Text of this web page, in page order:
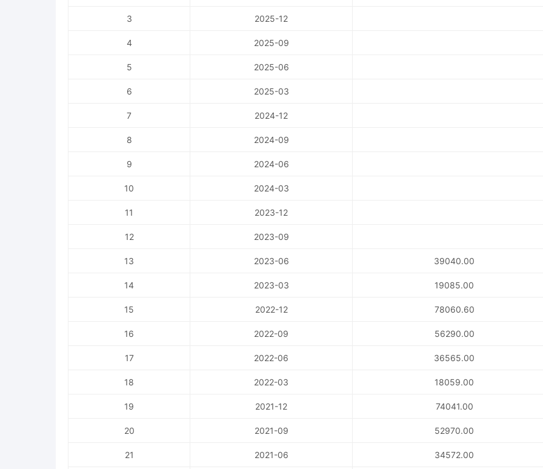
3 2025-12
4 2025-09
5 2025-06
6 2025-03
7 2024-12
8 2024-09
9 2024-06
10 2024-03
11 2023-12
12 2023-09
13 2023-06 39040.00
14 2023-03 19085.00
15 2022-12 78060.60
16 2022-09 56290.00
17 2022-06 36565.00
18 2022-03 18059.00
19 2021-12 74041.00
20 2021-09 52970.00
21 2021-06 34572.00